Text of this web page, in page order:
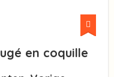
en coquille